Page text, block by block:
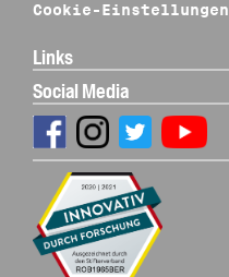
Cookie-Einstellungen
Links
Social Media